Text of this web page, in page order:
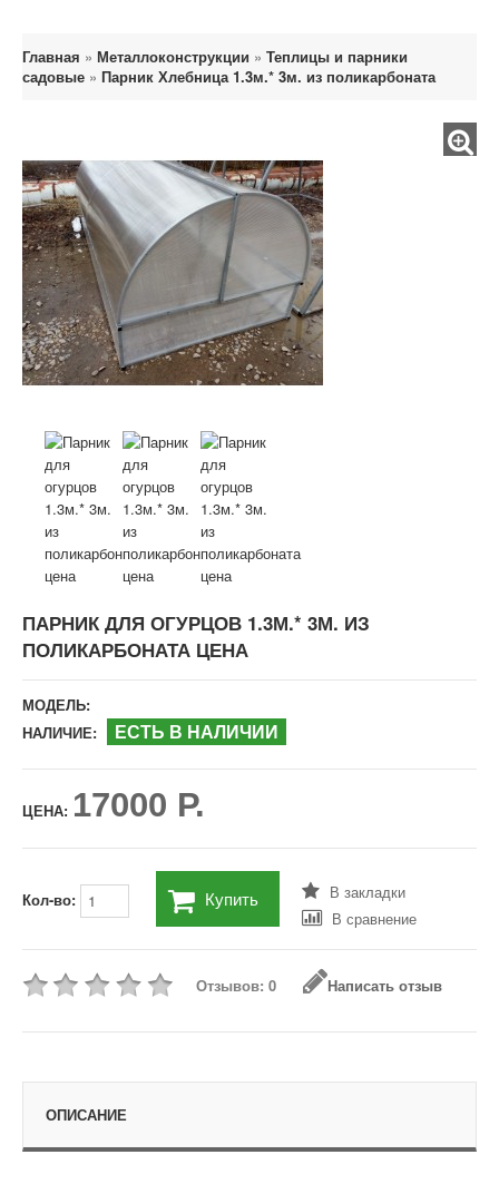
Главная » Металлоконструкции » Теплицы и парники
садовые » Парник Хлебница 1.3м.* 3м. из поликарбоната
ПАРНИК ДЛЯ ОГУРЦОВ 1.3М.* 3М. ИЗ
ПОЛИКАРБОНАТА ЦЕНА
МОДЕЛЬ:
НАЛИЧИЕ:
ЕСТЬ В НАЛИЧИИ
ЦЕНА: 17000 Р.
Кол-во: Купить
В закладки
В сравнение
Отзывов: 0 Написать отзыв
ОПИСАНИЕ